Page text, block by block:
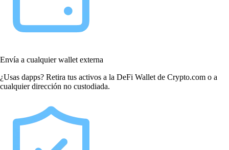
Envía a cualquier wallet externa
¿Usas dapps? Retira tus activos a la DeFi Wallet de Crypto.com o a
cualquier dirección no custodiada.